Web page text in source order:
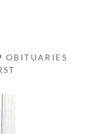
OBITUARIES